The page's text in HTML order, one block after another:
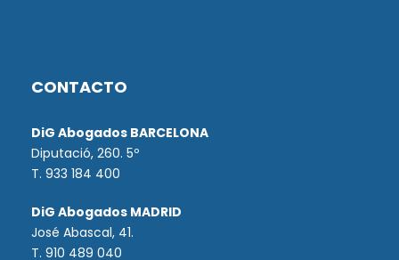
CONTACTO
DiG Abogados BARCELONA
Diputació, 260. 5º
T. 933 184 400
DiG Abogados MADRID
José Abascal, 41.
T. 910 489 040